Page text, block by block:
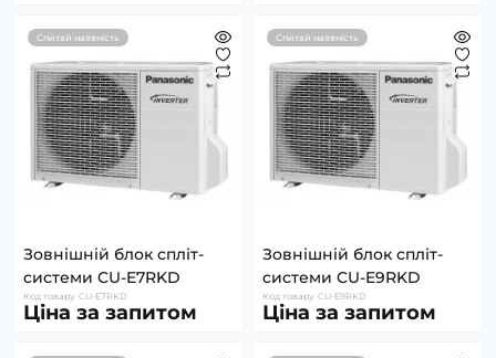
Спитай наявність
Зовнішній блок спліт-
системи CU-E7RKD
Код товару: CU-E7RKD
Ціна за запитом
Спитай наявність
Зовнішній блок спліт-
системи CU-E9RKD
Код товару: CU-E9RKD
Ціна за запитом